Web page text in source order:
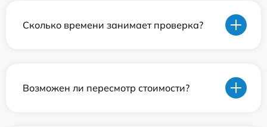
Сколько времени занимает проверка?
Возможен ли пересмотр стоимости?